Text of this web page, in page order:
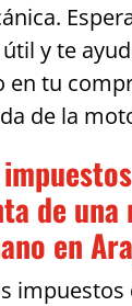
y te
tu
de la
de una
en